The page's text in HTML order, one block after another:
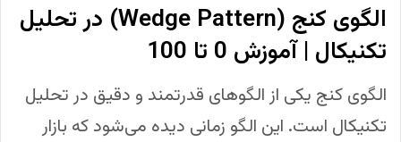
الگوی کنج (Wedge Pattern) در تحلیل
تکنیکال | آموزش 0 تا 100
الگوی کنج یکی از الگوهای قدرتمند و دقیق در تحلیل
تکنیکال است. این الگو زمانی دیده می‌شود که بازار